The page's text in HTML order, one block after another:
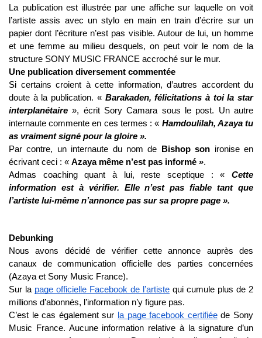
La publication est illustrée par une affiche sur laquelle on voit
l’artiste assis avec un stylo en main en train d’écrire sur un
papier dont l’écriture n’est pas visible. Autour de lui, un homme
et une femme au milieu desquels, on peut voir le nom de la
structure SONY MUSIC FRANCE accroché sur le mur.
Une publication diversement commentée
Si certains croient à cette information, d’autres accordent du
doute à la publication. « Barakaden, félicitations à toi la star
interplanétaire», écrit Sory Camara sous le post. Un autre
internaute commente en ces termes : « Hamdoulilah, Azaya tu
as vraiment signé pour la gloire ».
Par contre, un internaute du nom de
Bishop son ironise en
écrivant ceci : « Azaya même n’est pas informé ».
Admas coaching quant à lui, reste sceptique : « Cette
information est à vérifier. Elle n’est pas fiable tant que
l’artiste lui-même n’annonce pas sur sa propre page ».
Debunking
Nous avons décidé de vérifier cette annonce auprès des
canaux de communication officielle des parties concernées
(Azaya et Sony Music France).
Sur la page officielle Facebook de l’artiste qui cumule plus de 2
millions d’abonnés, l’information n’y figure pas.
C’est le cas également sur la page facebook certifiéede Sony
Music France. Aucune information relative à la signature d’un